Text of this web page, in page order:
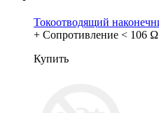
Токоотводящий
+ Сопротивление < 106
Купить